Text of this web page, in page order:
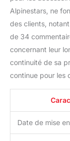
Alpinestars, ne
des clients,
de 34
concernant leur
continuité de sa
continue pour les
Date de mise